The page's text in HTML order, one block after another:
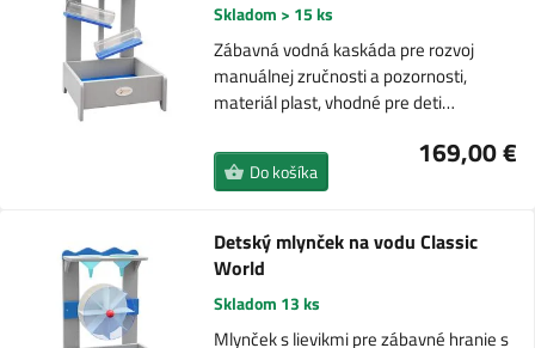
Skladom > 15 ks
Zábavná vodná kaskáda pre rozvoj
manuálnej zručnosti a pozornosti,
materiál plast, vhodné pre deti…
169,00 €
Do košíka
Detský mlynček na vodu Classic
World
Skladom 13 ks
Mlynček s lievikmi pre zábavné hranie s